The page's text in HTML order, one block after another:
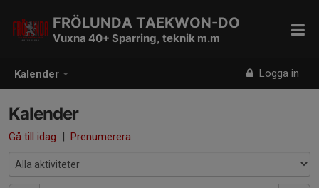
Kalender Logga in
FRÖLUNDA TAEKWON-DO
Vuxna 40+ Sparring, teknik m.m
Kalender
Gå till idag | Prenumerera